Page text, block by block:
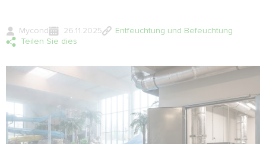
Mycond 26.11.2025
Entfeuchtung und Befeuchtung
Teilen Sie dies